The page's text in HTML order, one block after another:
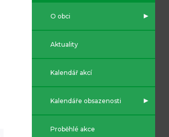
O obci
Aktuality
Kalendář akcí
Kalendáře obsazenosti
Proběhlé akce